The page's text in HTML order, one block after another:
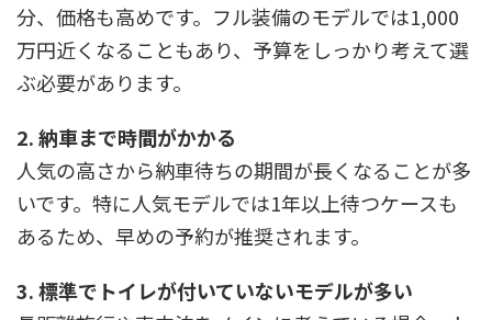
分、価格も高めです。フル装備のモデルでは1,000
万円近くなることもあり、予算をしっかり考えて選
ぶ必要があります。
2. 納車まで時間がかかる
人気の高さから納車待ちの期間が長くなることが多
いです。特に人気モデルでは1年以上待つケースも
あるため、早めの予約が推奨されます。
3. 標準でトイレが付いていないモデルが多い